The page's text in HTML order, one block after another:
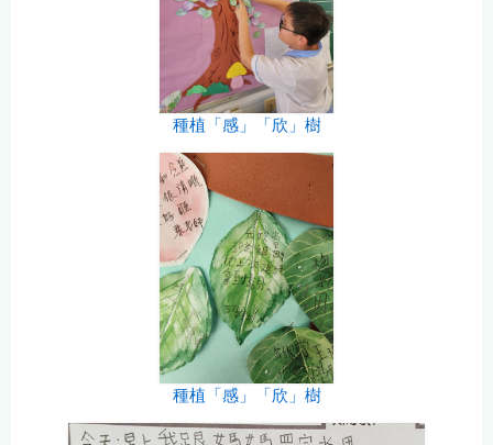
種植「感」「欣」樹
種植「感」「欣」樹